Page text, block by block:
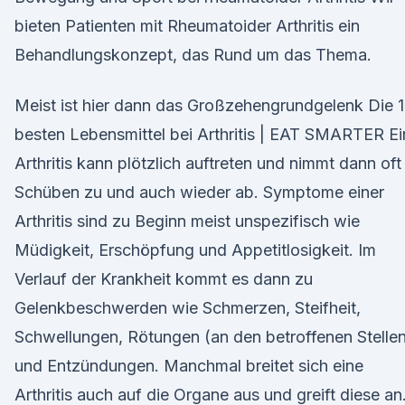
bieten Patienten mit Rheumatoider Arthritis ein
Behandlungskonzept, das Rund um das Thema.
Meist ist hier dann das Großzehengrundgelenk Die
besten Lebensmittel bei Arthritis | EAT SMARTER
Arthritis kann plötzlich auftreten und nimmt dann oft
Schüben zu und auch wieder ab. Symptome einer
Arthritis sind zu Beginn meist unspezifisch wie
Müdigkeit, Erschöpfung und Appetitlosigkeit. Im
Verlauf der Krankheit kommt es dann zu
Gelenkbeschwerden wie Schmerzen, Steifheit,
Schwellungen, Rötungen (an den betroffenen
und Entzündungen. Manchmal breitet sich eine
Arthritis auch auf die Organe aus und greift diese an.